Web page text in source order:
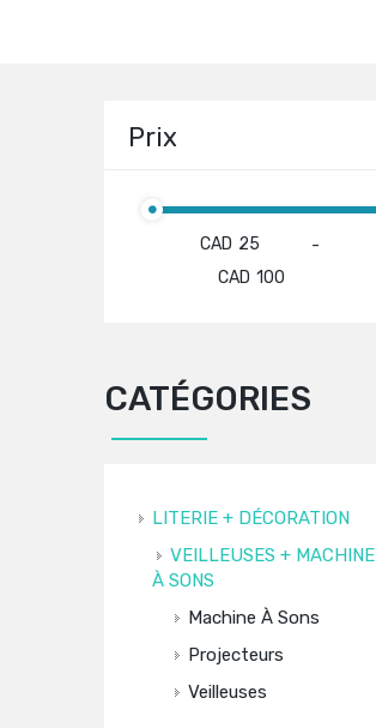
Prix
CAD
-
CAD
CATÉGORIES
LITERIE + DÉCORATION
VEILLEUSES + MACHINE
À SONS
Machine À Sons
Projecteurs
Veilleuses